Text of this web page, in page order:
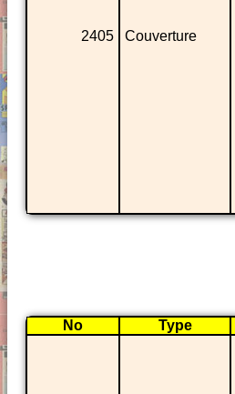
2405 Couverture
No Type